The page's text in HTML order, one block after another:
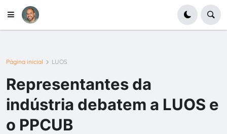
Página inicial LUOS
Representantes da
indústria debatem a LUOS e
o PPCUB